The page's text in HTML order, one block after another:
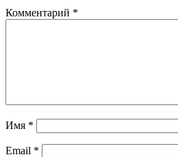
Комментарий *
Имя *
Email *